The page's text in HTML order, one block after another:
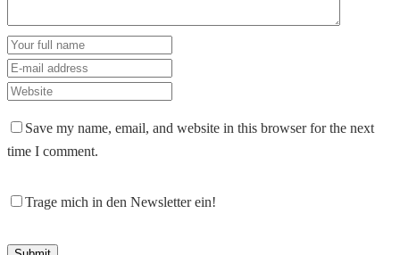
Save my name, email, and website in this browser for the next
time I comment.
Trage mich in den Newsletter ein!